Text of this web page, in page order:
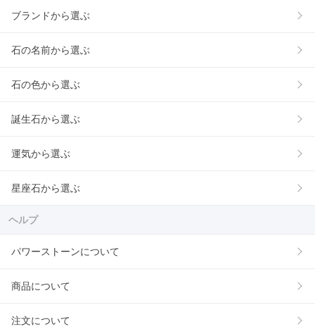
ブランドから選ぶ
石の名前から選ぶ
石の色から選ぶ
誕生石から選ぶ
運気から選ぶ
星座石から選ぶ
ヘルプ
パワーストーンについて
商品について
注文について